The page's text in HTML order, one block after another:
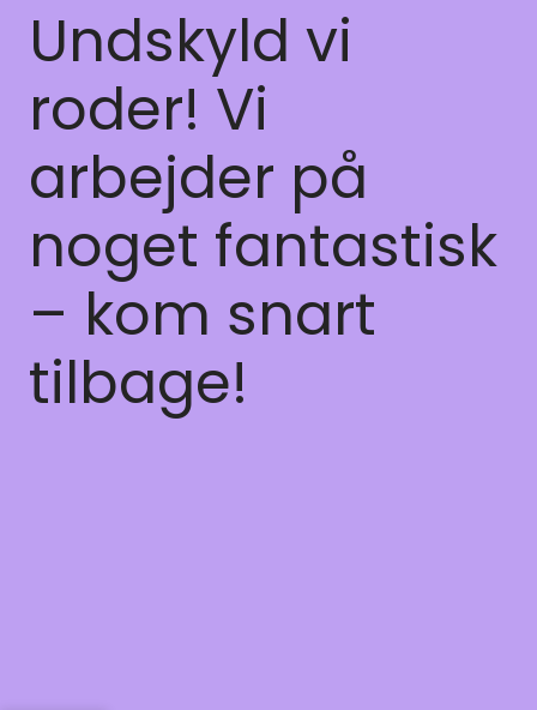
Undskyld vi
roder! Vi
arbejder på
noget fantastisk
– kom snart
tilbage!